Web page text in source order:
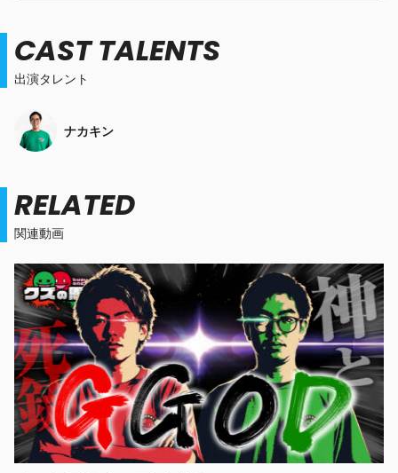
出演タレント
CAST TALENTS
ナカキン
関連動画
RELATED